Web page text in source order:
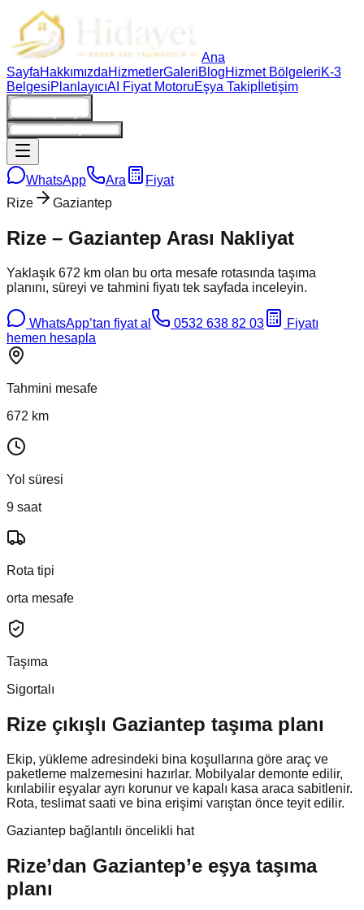
Ana
SayfaHakkımızdaHizmetlerGaleriBlogHizmet BölgeleriK-3
BelgesiPlanlayıcıAI Fiyat MotoruEşya Takip İletişim
WhatsApp Ara
Fiyat
Rize
Gaziantep
Rize – Gaziantep Arası Nakliyat
Yaklaşık 672 km olan bu orta mesafe rotasında taşıma
planını, süreyi ve tahmini fiyatı tek sayfada inceleyin.
WhatsApp’tan fiyat al 0532 638 82 03
Fiyatı
hemen hesapla
Tahmini mesafe
672 km
Yol süresi
9 saat
Rota tipi
orta mesafe
Taşıma
Sigortalı
Rize çıkışlı Gaziantep taşıma planı
Ekip, yükleme adresindeki bina koşullarına göre araç ve
paketleme malzemesini hazırlar. Mobilyalar demonte edilir,
kırılabilir eşyalar ayrı korunur ve kapalı kasa araca sabitlenir.
Rota, teslimat saati ve bina erişimi varıştan önce teyit edilir.
Gaziantep bağlantılı öncelikli hat
Rize’dan Gaziantep’e eşya taşıma
planı